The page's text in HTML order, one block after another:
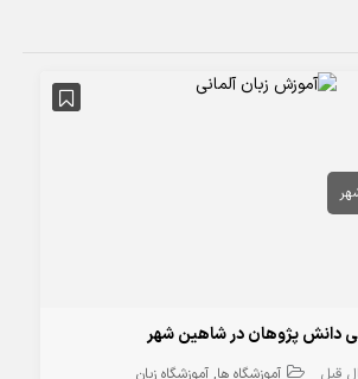
دانش پژوهان در شاهین شهر
آموزشگاه ها آموزشگاه زبان